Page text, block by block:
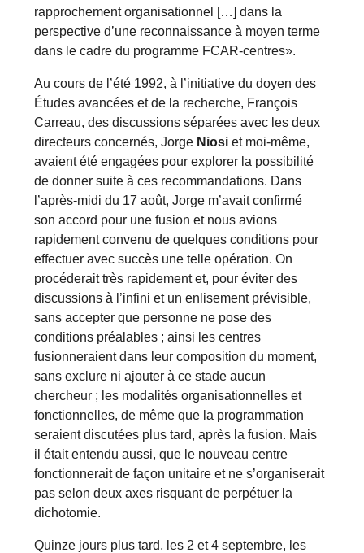
rapprochement organisationnel […] dans la
perspective d’une reconnaissance à moyen terme
dans le cadre du programme FCAR-centres».
Au cours de l’été 1992, à l’initiative du doyen des
Études avancées et de la recherche, François
Carreau, des discussions séparées avec les deux
directeurs concernés, Jorge Niosi et moi-même,
avaient été engagées pour explorer la possibilité
de donner suite à ces recommandations. Dans
l’après-midi du 17 août, Jorge m’avait confirmé
son accord pour une fusion et nous avions
rapidement convenu de quelques conditions pour
effectuer avec succès une telle opération. On
procéderait très rapidement et, pour éviter des
discussions à l’infini et un enlisement prévisible,
sans accepter que personne ne pose des
conditions préalables ; ainsi les centres
fusionneraient dans leur composition du moment,
sans exclure ni ajouter à ce stade aucun
chercheur ; les modalités organisationnelles et
fonctionnelles, de même que la programmation
seraient discutées plus tard, après la fusion. Mais
il était entendu aussi, que le nouveau centre
fonctionnerait de façon unitaire et ne s’organiserait
pas selon deux axes risquant de perpétuer la
dichotomie.
Quinze jours plus tard, les 2 et 4 septembre, les